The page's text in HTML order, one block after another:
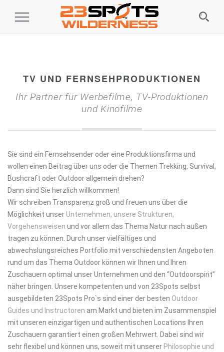
Toggle
TV UND FERNSEHPRODUKTIONEN
Ihr Partner für Werbefilme, TV-Produktionen
und Kinofilme
Sie sind ein Fernsehsender oder eine Produktionsfirma und
wollen einen Beitrag über uns oder die Themen Trekking, Survival,
Bushcraft oder Outdoor allgemein drehen?
Dann sind Sie herzlich willkommen!
Wir schreiben Transparenz groß und freuen uns über die
Möglichkeit unser Unternehmen, unsere Strukturen,
Vorgehensweisen und vor allem das Thema Natur nach außen
tragen zu können. Durch unser vielfältiges und
abwechslungsreiches Portfolio mit verschiedensten Angeboten
rund um das Thema Outdoor können wir Ihnen und Ihren
Zuschauern optimal unser Unternehmen und den “Outdoorspirit”
näher bringen. Unsere kompetenten und von 23Spots selbst
ausgebildeten 23Spots Pro`s sind einer der besten Outdoor
Guides und Instructoren am Markt und bieten im Zusammenspiel
mit unseren einzigartigen und authentischen Locations Ihren
Zuschauern garantiert einen großen Mehrwert. Dabei sind wir
sehr flexibel und können uns, soweit mit unserer Philosophie und